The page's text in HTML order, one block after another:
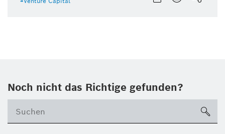
Noch nicht das Richtige gefunden?